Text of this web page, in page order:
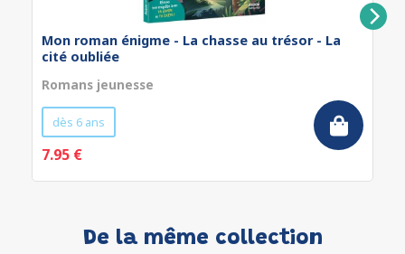
Mon roman énigme - La chasse au trésor - La
cité oubliée
Romans jeunesse
dès 6 ans
7.95 €
De la même collection